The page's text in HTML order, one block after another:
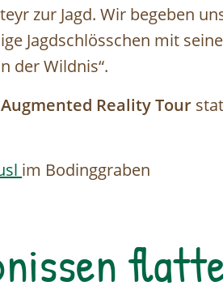
zur Jagd. Wir begeben
Jagdschlösschen mit
der Wildnis“.
Augmented Reality Tour
im Bodinggraben